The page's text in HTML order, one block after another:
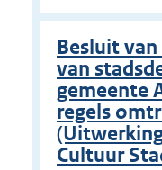
Besluit
van
gemeente
regels
Cultuur